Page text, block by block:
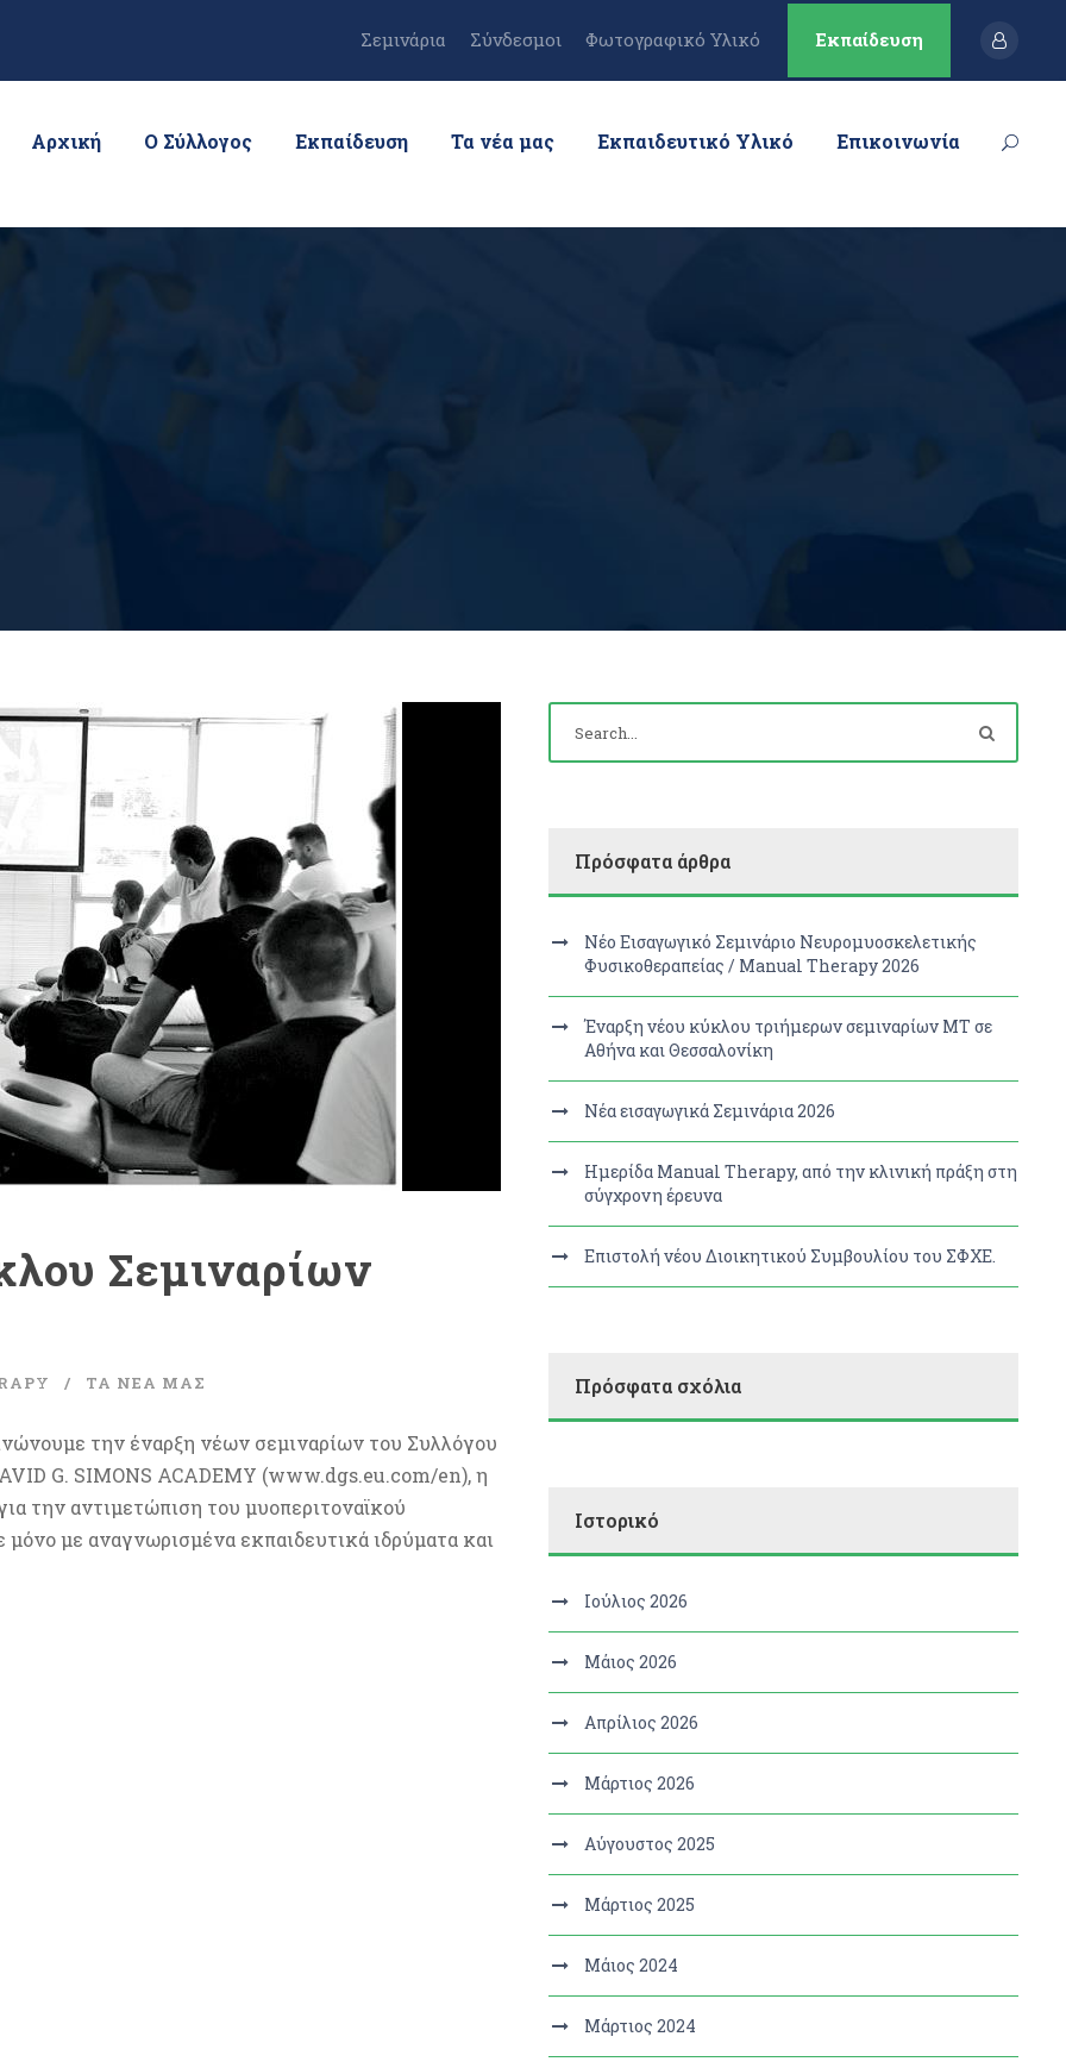
Σεμινάρια Σύνδεσμοι Φωτογραφικό Υλικό Εκπαίδευση
Αρχική Ο Σύλλογος Εκπαίδευση Τα νέα μας Εκπαιδευτικό Υλικό Επικοινωνία
Σεμιναρίων
ΤΑ ΝΈΑ ΜΑΣ
την έναρξη νέων σεμιναρίων του Συλλόγου
G. SIMONS ACADEMY (www.dgs.eu.com/en), η
την αντιμετώπιση του μυοπεριτοναϊκού
με αναγνωρισμένα εκπαιδευτικά ιδρύματα και
Πρόσφατα άρθρα
Νέο Εισαγωγικό Σεμινάριο Νευρομυοσκελετικής
Φυσικοθεραπείας / Manual Therapy 2026
Έναρξη νέου κύκλου τριήμερων σεμιναρίων MT σε
Αθήνα και Θεσσαλονίκη
Νέα εισαγωγικά Σεμινάρια 2026
Ημερίδα Manual Therapy, από την κλινική πράξη στη
σύγχρονη έρευνα
Επιστολή νέου Διοικητικού Συμβουλίου του ΣΦΧΕ.
Πρόσφατα σχόλια
Ιστορικό
Ιούλιος 2026
Μάιος 2026
Απρίλιος 2026
Μάρτιος 2026
Αύγουστος 2025
Μάρτιος 2025
Μάιος 2024
Μάρτιος 2024